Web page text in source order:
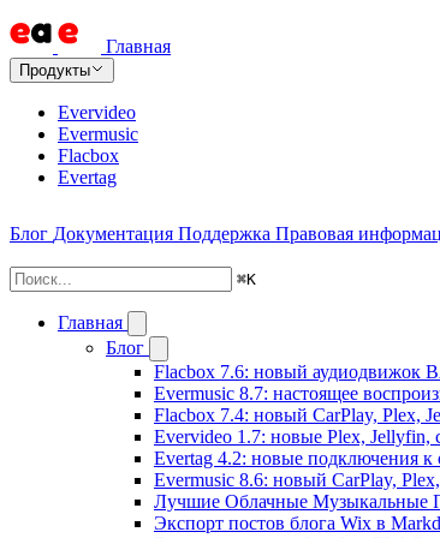
Главная
Продукты
Evervideo
Evermusic
Flacbox
Evertag
Блог Документация Поддержка Правовая
⌘K
Главная
Блог
Flacbox 7.6: новый аудиодвижок
Evermusic 8.7: настоящее
Flacbox 7.4: новый CarPlay, Plex,
Evervideo 1.7: новые Plex, Jellyfin,
Evertag 4.2: новые подключения к
Evermusic 8.6: новый CarPlay,
Лучшие Облачные Музыкальные
Экспорт постов блога Wix в